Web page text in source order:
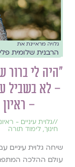
גלויה מראיינת את
הרבנית שלומית
״היה לי ברור
– לא בשביל
–
//גלוית עיניים -
חינוך, לימוד תורה
שיחה גלוית
עולם ההלכה